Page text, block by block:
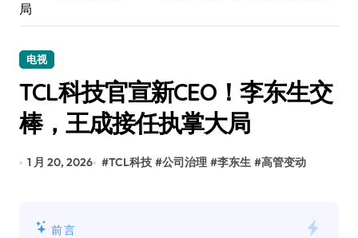
局
电视
TCL科技官宣新CEO！李东生交
棒，王成接任执掌大局
1 月 20, 2026 #TCL科技 #公司治理 #李东生 #高管变动
前言